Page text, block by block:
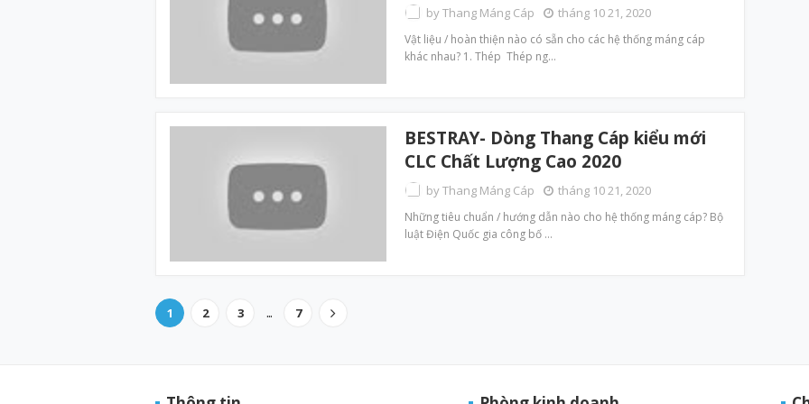
byThang Máng Cáp tháng 10 21, 2020
Vật liệu / hoàn thiện nào có sẵn cho các hệ thống máng cáp
khác nhau? 1. Thép Thép ng…
BESTRAY- Dòng Thang Cáp kiểu mới
CLC Chất Lượng Cao 2020
byThang Máng Cáp tháng 10 21, 2020
Những tiêu chuẩn / hướng dẫn nào cho hệ thống máng cáp? Bộ
luật Điện Quốc gia công bố …
1 2 3 ... 7